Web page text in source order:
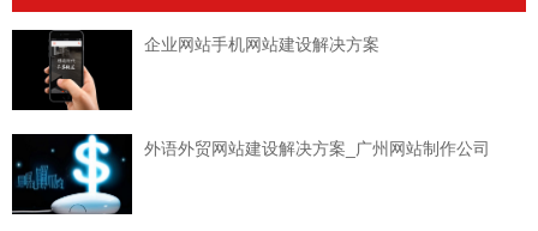
企业网站手机网站建设解决方案
外语外贸网站建设解决方案_广州网站制作公司